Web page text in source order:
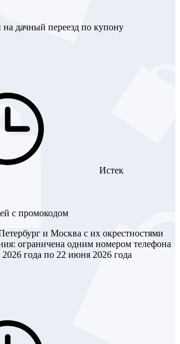
дачный переезд по купону
Истек
с промокодом
и Москва с их окрестностями
ограничена одним номером телефона
года по 22 июня 2026 года